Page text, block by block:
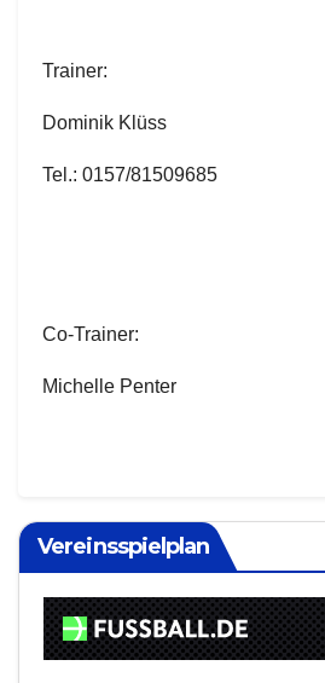
Trainer:
Dominik Klüss
Tel.: 0157/81509685
Co-Trainer:
Michelle Penter
Vereinsspielplan